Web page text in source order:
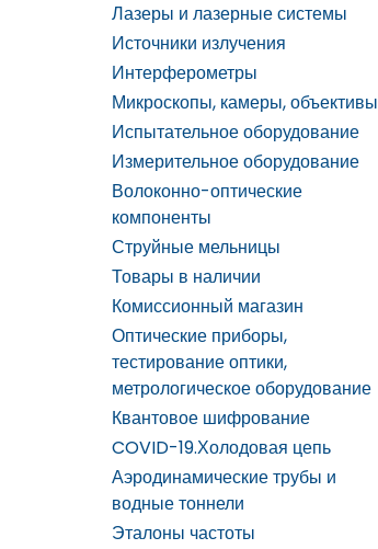
Лазеры и лазерные системы
Источники излучения
Интерферометры
Микроскопы, камеры, объективы
Испытательное оборудование
Измерительное оборудование
Волоконно-оптические
компоненты
Струйные мельницы
Товары в наличии
Комиссионный магазин
Оптические приборы,
тестирование оптики,
метрологическое оборудование
Квантовое шифрование
COVID-19.Холодовая цепь
Аэродинамические трубы и
водные тоннели
Эталоны частоты